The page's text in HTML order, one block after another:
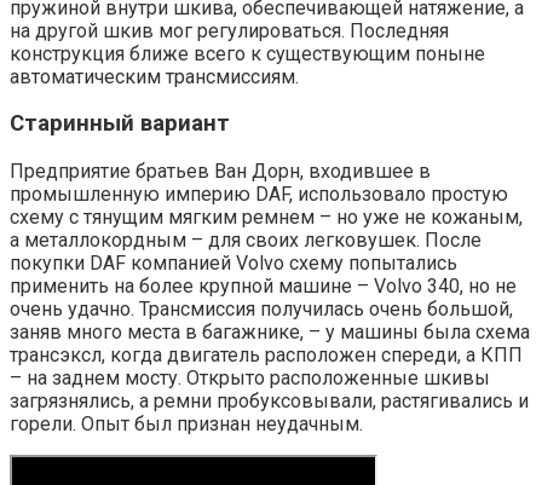
пружиной внутри шкива, обеспечивающей натяжение, а
на другой шкив мог регулироваться. Последняя
конструкция ближе всего к существующим поныне
автоматическим трансмиссиям.
Старинный вариант
Предприятие братьев Ван Дорн, входившее в
промышленную империю DAF, использовало простую
схему с тянущим мягким ремнем – но уже не кожаным,
а металлокордным – для своих легковушек. После
покупки DAF компанией Volvo схему попытались
применить на более крупной машине – Volvo 340, но не
очень удачно. Трансмиссия получилась очень большой,
заняв много места в багажнике, – у машины была схема
трансэксл, когда двигатель расположен спереди, а КПП
– на заднем мосту. Открыто расположенные шкивы
загрязнялись, а ремни пробуксовывали, растягивались и
горели. Опыт был признан неудачным.